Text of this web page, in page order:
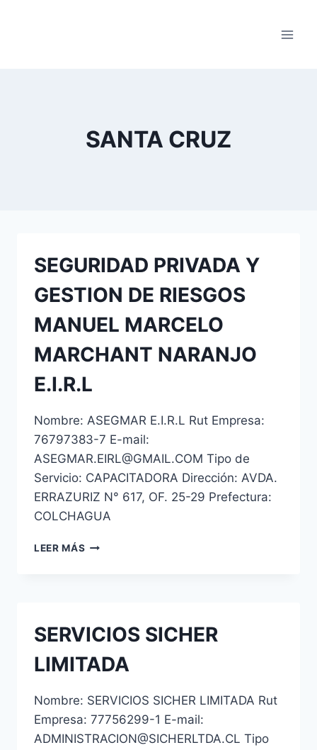
SANTA CRUZ
SEGURIDAD PRIVADA Y
GESTION DE RIESGOS
MANUEL MARCELO
MARCHANT NARANJO
E.I.R.L
Nombre: ASEGMAR E.I.R.L Rut Empresa:
76797383-7 E-mail:
ASEGMAR.EIRL@GMAIL.COM Tipo de
Servicio: CAPACITADORA Dirección: AVDA.
ERRAZURIZ N° 617, OF. 25-29 Prefectura:
COLCHAGUA
LEER MÁS SEGURIDAD
MANUEL
MARCHANT
E.I.R.L
SERVICIOS SICHER
LIMITADA
Nombre: SERVICIOS SICHER LIMITADA Rut
Empresa: 77756299-1 E-mail:
ADMINISTRACION@SICHERLTDA.CL Tipo